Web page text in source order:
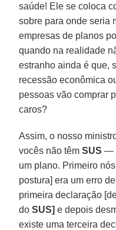
saúde! Ele se coloca
sobre para onde seria
empresas de planos
quando na realidade
estranho ainda é que,
recessão econômica
pessoas vão comprar
caros?
Assim, o nosso
vocês não têmSUS —
um plano. Primeiro
postura] era um erro
primeira declaração
doSUS] e depois
existe uma terceira